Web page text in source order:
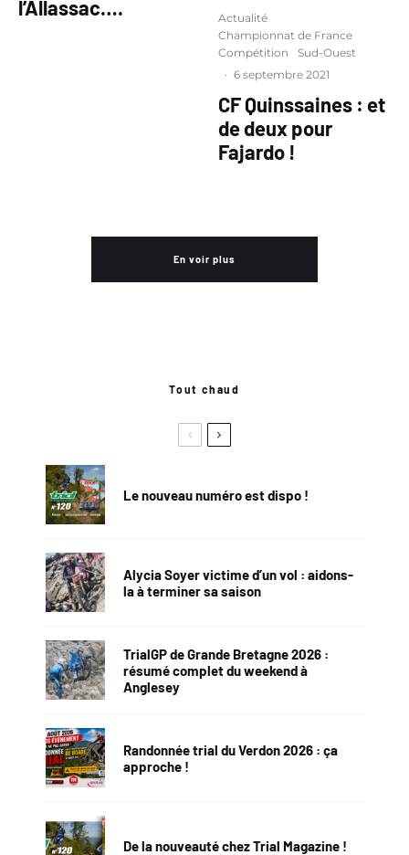
l’Allassac….
Actualité
Championnat de France
Compétition
Sud-Ouest
· 6 septembre 2021
CF Quinssaines : et
de deux pour
Fajardo !
En voir plus
Tout chaud
Le nouveau numéro est dispo !
Alycia Soyer victime d’un vol : aidons-
la à terminer sa saison
TrialGP de Grande Bretagne 2026 :
résumé complet du weekend à
Anglesey
Randonnée trial du Verdon 2026 : ça
approche !
De la nouveauté chez Trial Magazine !